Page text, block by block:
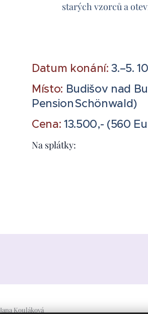
starých vzorců a
Datum konání: 3.–5.
Místo: Budišov nad
Pension Schönwald)
Cena:13.500,- (560
Na splátky:
Jana Kouláková